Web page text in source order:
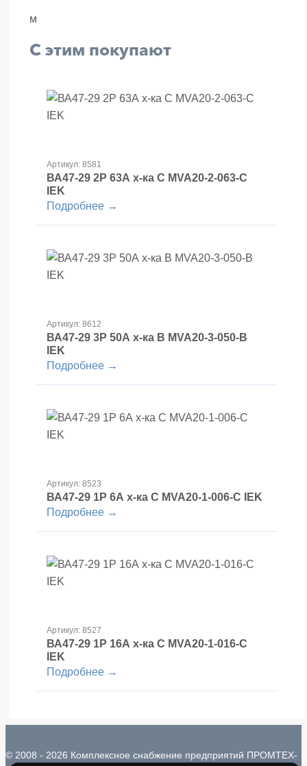
м
С этим покупают
Артикул: 8581
ВА47-29 2Р 63А х-ка С MVA20-2-063-С
IEK
Подробнее →
Артикул: 8612
ВА47-29 3Р 50А х-ка В MVA20-3-050-B
IEK
Подробнее →
Артикул: 8523
ВА47-29 1Р 6А х-ка С MVA20-1-006-С IEK
Подробнее →
Артикул: 8527
ВА47-29 1Р 16А х-ка С MVA20-1-016-С
IEK
Подробнее →
© 2008 - 2026 Комплексное снабжение предприятий ПРОМТЕХ-